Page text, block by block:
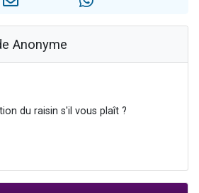
Il reste 49 places pour étudier en groupe sur Zoom
Anonyme
du raisin s'il vous plaît ?